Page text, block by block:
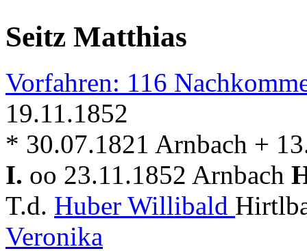
Seitz Matthias
Vorfahren: 116
19.11.1852
* 30.07.1821 Arnbach +
I. oo 23.11.1852 Arnbach
T.d. Huber Willibald
Veronika